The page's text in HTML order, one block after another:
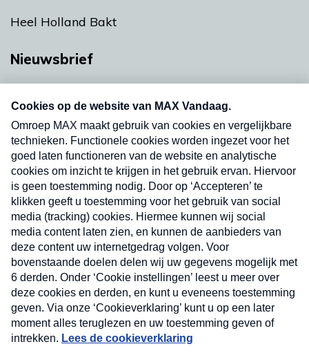
Heel Holland Bakt
Nieuwsbrief
nieuwsbrief. Elke vrijdag- en dinsdagochtend in
uw mailbox.
Verzend
Nieuwsbrief
Neem hier een gratis abonnement op onze
nieuwsbrief. Elke vrijdag- en dinsdagochtend in uw